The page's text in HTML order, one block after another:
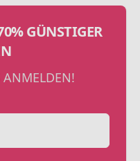
GÜNSTIGER
ANMELDEN!